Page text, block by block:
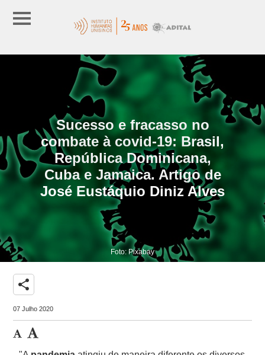
Sucesso e fracasso no
combate à covid-19: Brasil,
República Dominicana,
Cuba e Jamaica. Artigo de
José Eustáquio Diniz Alves
Foto: Pixabay
share
07 Julho 2020